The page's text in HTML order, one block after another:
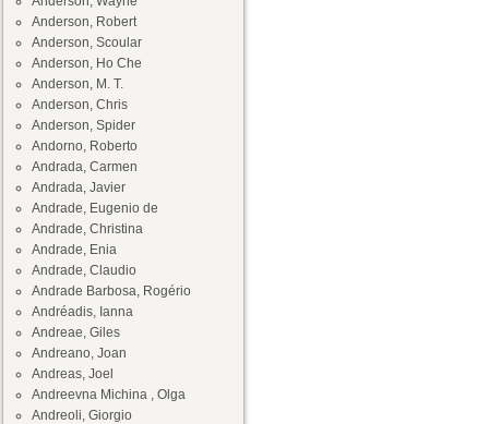
Anderson, Robert
Anderson, Scoular
Anderson, Ho Che
Anderson, M. T.
Anderson, Chris
Anderson, Spider
Andorno, Roberto
Andrada, Carmen
Andrada, Javier
Andrade, Eugenio de
Andrade, Christina
Andrade, Enia
Andrade, Claudio
Andrade Barbosa, Rogério
Andréadis, Ianna
Andreae, Giles
Andreano, Joan
Andreas, Joel
Andreevna Michina , Olga
Andreoli, Giorgio